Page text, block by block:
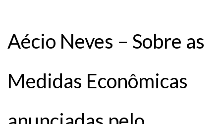
Aécio Neves – Sobre as
Medidas Econômicas